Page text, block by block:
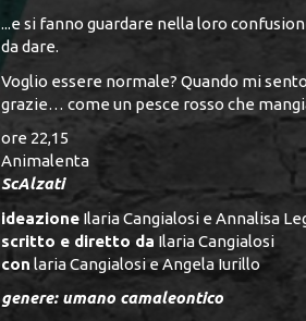
...e si fanno guardare nella loro
da dare.
Voglio essere normale? Quando mi
grazie… come un pesce rosso che
ore 22,15
Animalenta
ScAlzati
ideazione Ilaria Cangialosi e Annalisa
scritto e diretto da Ilaria Cangialosi
con laria Cangialosi e Angela Iurillo
genere: umano camaleontico